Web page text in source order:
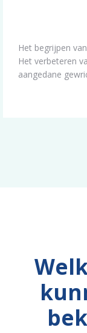
Het begrijpen
Het verbeteren
aangedane